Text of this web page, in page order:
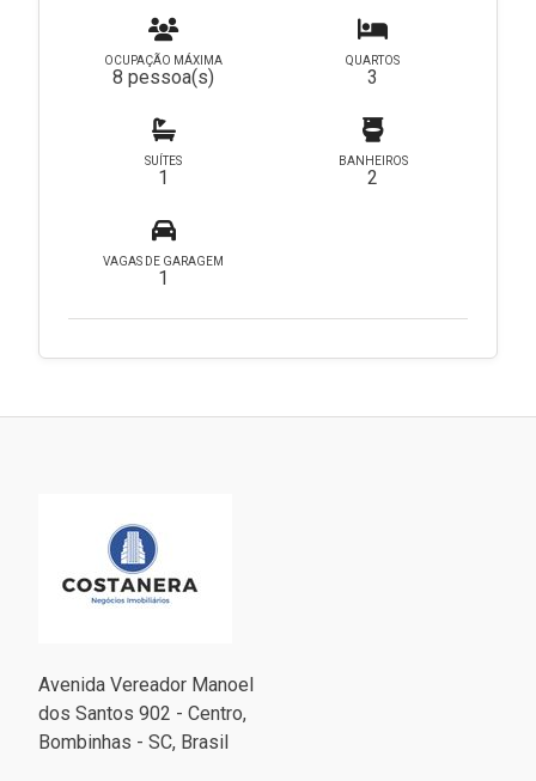
OCUPAÇÃO MÁXIMA
8 pessoa(s)
QUARTOS
3
SUÍTES
1
BANHEIROS
2
VAGAS DE GARAGEM
1
Avenida Vereador Manoel
dos Santos 902 - Centro,
Bombinhas - SC, Brasil